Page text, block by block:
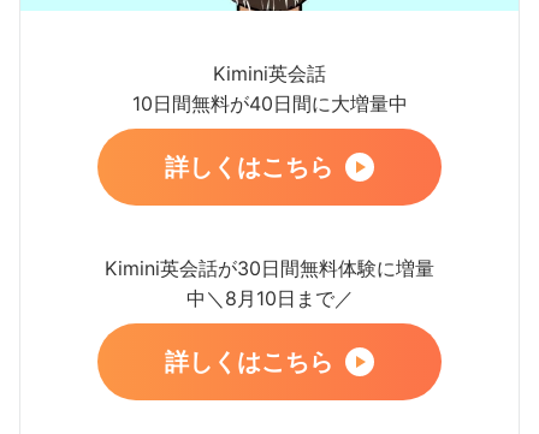
Kimini英会話
10日間無料が40日間に大増量中
詳しくはこちら
Kimini英会話が30日間無料体験に増量
中＼8月10日まで／
詳しくはこちら